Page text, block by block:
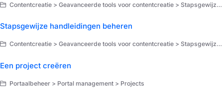
Contentcreatie > Geavanceerde tools voor contentcreatie > Stapsgewijze handleidingen
Stapsgewijze handleidingen beheren
Contentcreatie > Geavanceerde tools voor contentcreatie > Stapsgewijze handleidingen
Een project creëren
Portaalbeheer > Portal management > Projects